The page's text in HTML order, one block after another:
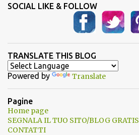
SOCIAL LIKE & FOLLOW
TRANSLATE THIS BLOG
Powered by Translate
Pagine
Home page
SEGNALA IL TUO SITO/BLOG GRATIS
CONTATTI